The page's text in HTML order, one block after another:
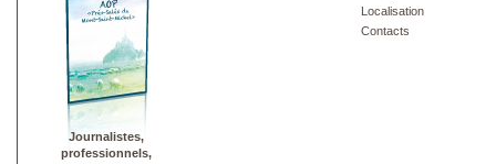
Journalistes,
professionnels,
Localisation
Contacts